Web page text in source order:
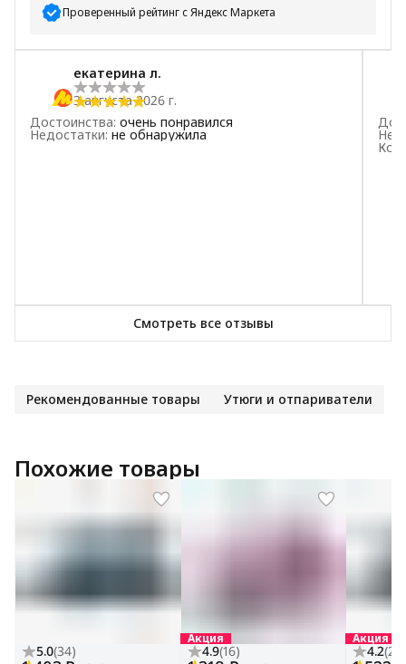
Проверенный рейтинг с Яндекс Маркета
5 звёзд
4
звезды
звезды
2 звезды
екатерина л.
3 августа 2026 г.
Достоинства: очень понравился
Недостатки: не обнаружила
Смотреть все отзывы
Рекомендованные товары Утюги и отпариватели
Похожие товары
5.0(34)
Акция
4.9(16)
Акция
4.2(22